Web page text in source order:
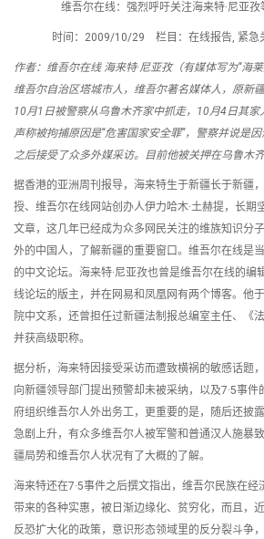
维吾尔在线：强烈呼吁关注海来特·尼亚
时间：2009/10/29 栏目：在线报告, 紧
作者：维吾尔在线 海来特·尼亚孜（有媒体写为“海
维吾尔自治区塔城市人，维吾尔著名媒体人，原新
10月1日被警察从乌鲁木齐家中抓走，10月4日其家
声称被拘捕原因是“危害国家安全罪”，警察并说是
之后接受了众多外媒采访。目前他被关押在乌鲁木齐
据香港的亚洲周刊报导，海来特生于新疆长于新疆
授、维吾尔在线网站创办人伊力哈木·土赫提，长期
文章，这几年已经成为众多网民关注的维族知识分
外的中国人，了解新疆的重要窗口。维吾尔在线是
的中文论坛。海来特·尼亚孜也曾是维吾尔在线的编
线论坛的版主，并在网易和凤凰网有两个博客。他
院中文系，还曾担任过新疆法制报总编室主任、《
并获高级职称。
据分析，海来特因接受采访而遭致横祸的敏感话题
向新疆领导部门提出预警却未被采纳，以及7·5事
府组织维吾尔人外出务工，更重要的是，随后还披
急剧上升，有众多维吾尔人被军警和普通汉人施暴
疆局势和维吾尔人状况有了大概的了解。
海来特还在7·5事件之后撰文指出，维吾尔民族在
带来的各种实惠，被日渐边缘化、贫穷化，而且，
反恐扩大化的政策，意识形态领域里的反分裂斗争